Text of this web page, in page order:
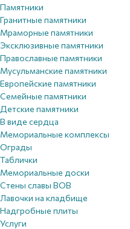
Памятники
Гранитные памятники
Мраморные памятники
Эксклюзивные памятники
Православные памятники
Мусульманские памятники
Европейские памятники
Семейные памятники
Детские памятники
В виде сердца
Мемориальные комплексы
Ограды
Таблички
Мемориальные доски
Стены славы ВОВ
Лавочки на кладбище
Надгробные плиты
Услуги